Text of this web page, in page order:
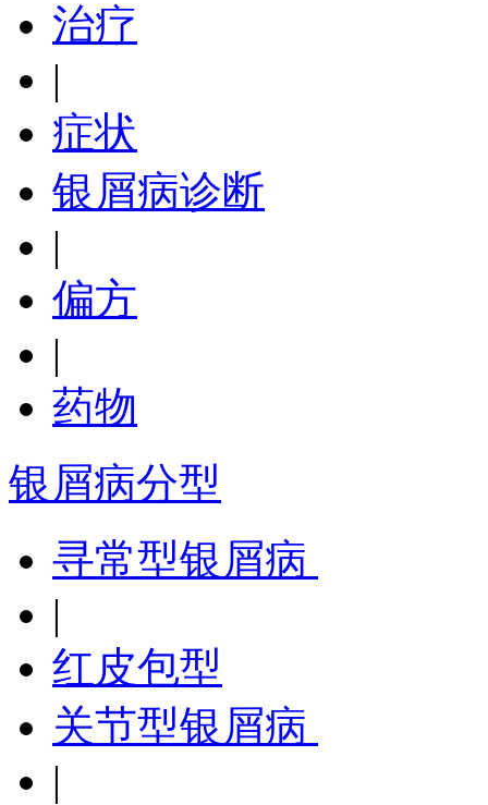
治疗
|
症状
银屑病诊断
|
偏方
|
药物
银屑病分型
寻常型银屑病
|
红皮包型
关节型银屑病
|